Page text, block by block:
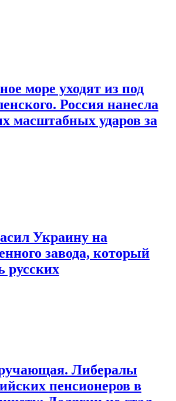
море уходят из под
Россия нанесла
масштабных ударов за
Украину на
завода, который
русских
Либералы
пенсионеров в